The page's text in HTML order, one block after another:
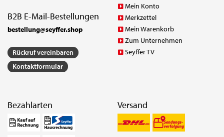
B2B E-Mail-Bestellungen
bestellung@seyffer.shop
Rückruf vereinbaren
Kontaktformular
Mein Konto
Merkzettel
Mein Warenkorb
Zum Unternehmen
Seyffer TV
Bezahlarten Versand